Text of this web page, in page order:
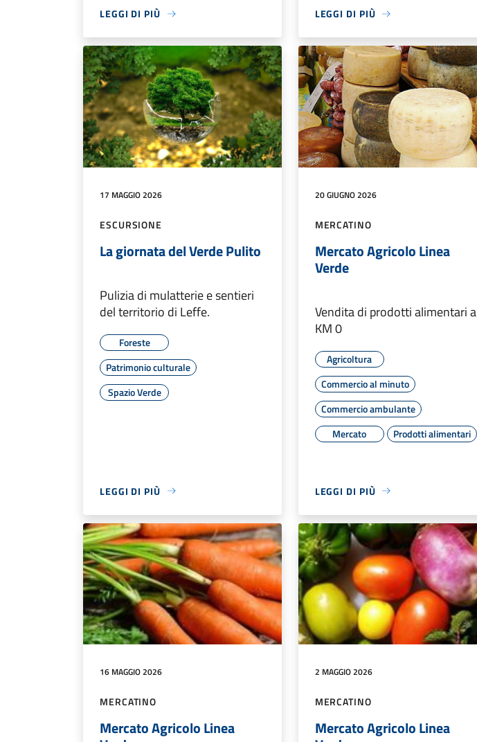
LEGGI DI PIÙ LEGGI DI PIÙ
17 MAGGIO 2026
ESCURSIONE
La giornata del Verde Pulito
Pulizia di mulatterie e sentieri
del territorio di Leffe.
Foreste
Patrimonio culturale
Spazio Verde
LEGGI DI PIÙ
20 GIUGNO 2026
MERCATINO
Mercato Agricolo Linea
Verde
Vendita di prodotti alimentari a
KM 0
Agricoltura
Commercio al minuto
Commercio ambulante
Mercato
Prodotti alimentari
LEGGI DI PIÙ
16 MAGGIO 2026
MERCATINO
Mercato Agricolo Linea
2 MAGGIO 2026
MERCATINO
Mercato Agricolo Linea